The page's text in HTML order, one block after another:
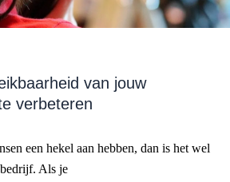
van jouw
verbeteren
een hekel aan hebben, dan is het wel
Als je